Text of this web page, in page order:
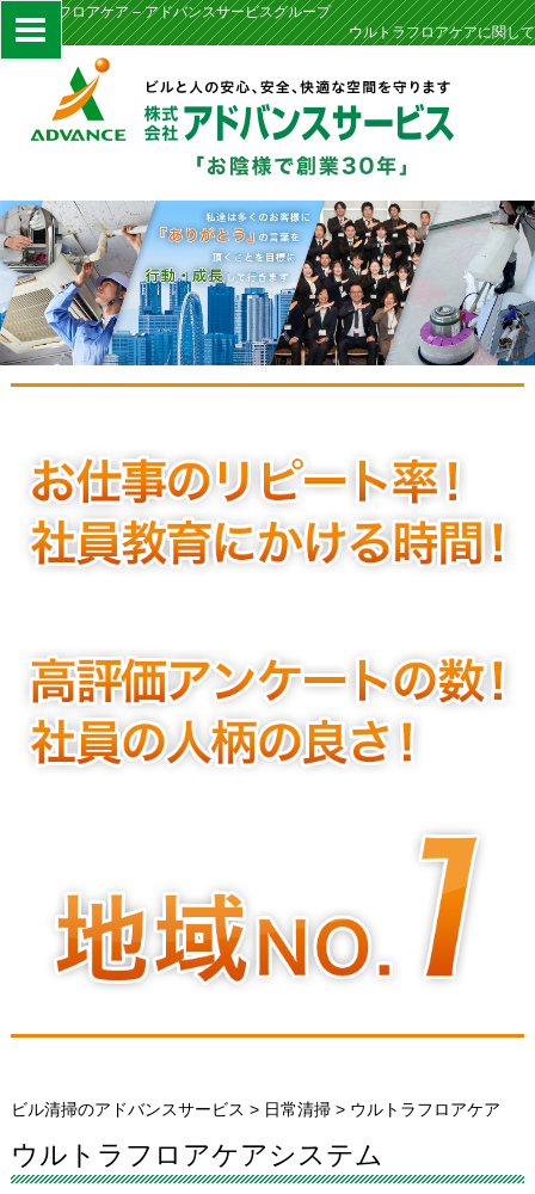
ウルトラフロアケア – アドバンスサービスグループ
ウルトラフロアケアに関して
ビル清掃のアドバンスサービス > 日常清掃> ウルトラフロアケア
ウルトラフロアケアシステム